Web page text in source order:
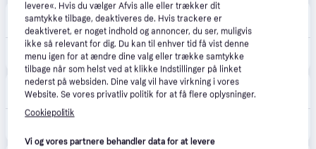
Elgiganten (42)
49 kr. fragt 1-2 dage
Komplett.dk 4.5(251)
59 kr. fragt,2-6 dage
levere«. Hvis du vælger Afvis alle eller trækker dit
samtykke tilbage, deaktiveres de. Hvis trackere er
deaktiveret, er noget indhold og annoncer, du ser, muligvis
ikke så relevant for dig. Du kan til enhver tid få vist denne
menu igen for at ændre dine valg eller trække samtykke
tilbage når som helst ved at klikke Indstillinger på linket
nederst på websiden. Dine valg vil have virkning i vores
Website. Se vores privatliv politik for at få flere oplysninger.
Cookiepolitik
Vi og vores partnere behandler data for at levere